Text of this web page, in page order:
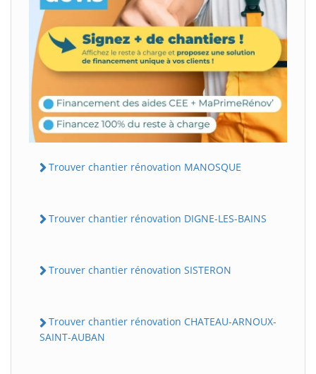
Trouver chantier rénovation MANOSQUE
Trouver chantier rénovation DIGNE-LES-BAINS
Trouver chantier rénovation SISTERON
Trouver chantier rénovation CHATEAU-ARNOUX-
SAINT-AUBAN